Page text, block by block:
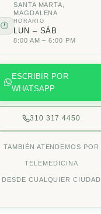
SANTA MARTA,
MAGDALENA
🕐
HORARIO
LUN – SÁB
8:00 AM – 6:00 PM
ESCRIBIR POR
WHATSAPP
310 317 4450
TAMBIÉN ATENDEMOS POR
TELEMEDICINA
DESDE CUALQUIER CIUDAD